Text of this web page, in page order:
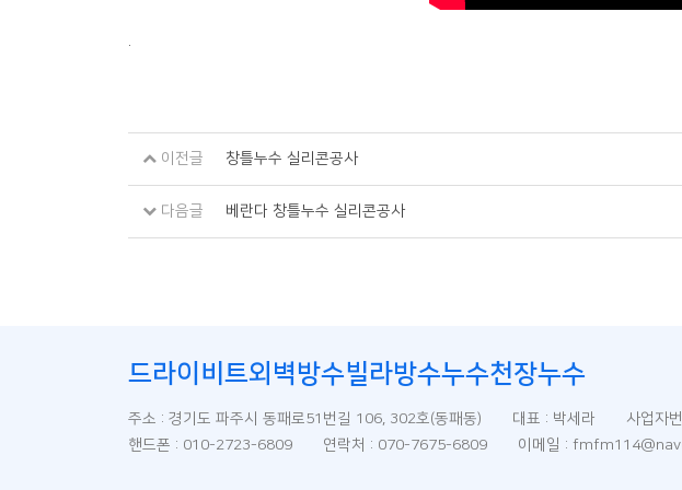
.
이전글 창틀누수 실리콘공사
다음글 베란다 창틀누수 실리콘공사
드라이비트외벽방수빌라방수누수천장누수
주소 : 경기도 파주시 동패로51번길 106, 302호(동패동) 대표 : 박세라 사업자
핸드폰 : 010-2723-6809 연락처 : 070-7675-6809 이메일 :